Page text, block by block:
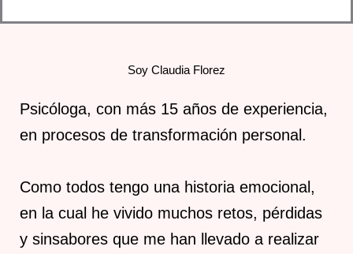
Soy Claudia Florez
Psicóloga, con más 15 años de experiencia,
en procesos de transformación personal.
Como todos tengo una historia emocional,
en la cual he vivido muchos retos, pérdidas
y sinsabores que me han llevado a realizar